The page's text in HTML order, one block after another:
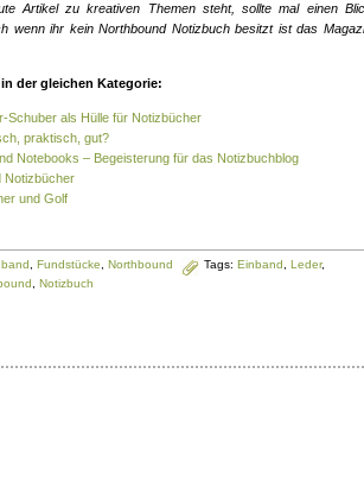
Artikel zu kreativen Themen steht, sollte mal einen
wenn ihr kein Northbound Notizbuch besitzt ist das
der gleichen Kategorie:
Schuber als Hülle für Notizbücher
praktisch, gut?
Notebooks – Begeisterung für das Notizbuchblog
Notizbücher
und Golf
Fundstücke Northbound Tags: Einband Leder,
Notizbuch